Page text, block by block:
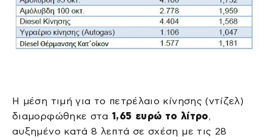
Η μέση τιμή για το πετρέλαιο κίνησης (ντίζελ)
διαμορφώθηκε στα1,65 ευρώ το λίτρο,
αυξημένο κατά 8 λεπτά σε σχέση με τις 28